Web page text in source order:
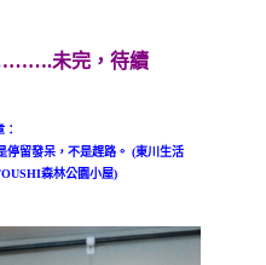
未完，待續
停留發呆，不是趕路。 (東川生活
森林公園小屋)